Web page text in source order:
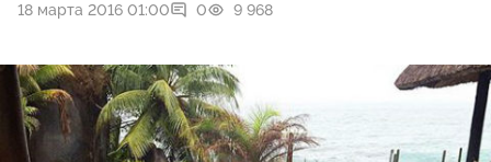
18 марта 2016 01:00 0 9 968